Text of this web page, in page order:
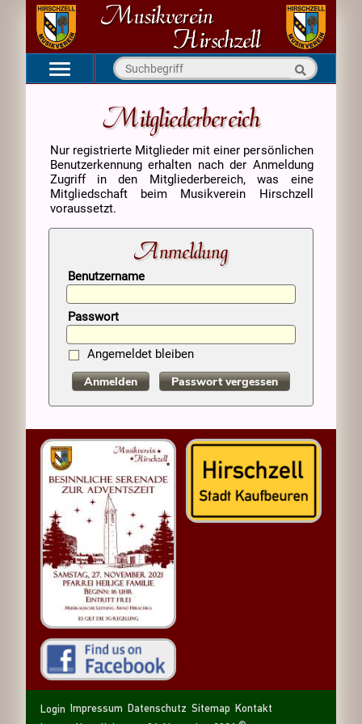
Verein
Kapellen
Medien
Mitgliederbereich
Nur registrierte Mitglieder mit einer persönlichen
Benutzerkennung erhalten nach der Anmeldung
Zugriff in den Mitgliederbereich, was eine
Mitgliedschaft beim Musikverein Hirschzell
voraussetzt.
Anmeldung
Benutzername
Passwort
Angemeldet bleiben
Anmelden Passwort vergessen
Navigation
überspringen
Login Impressum Datenschutz Navigation
überspringen
Sitemap Kontakt